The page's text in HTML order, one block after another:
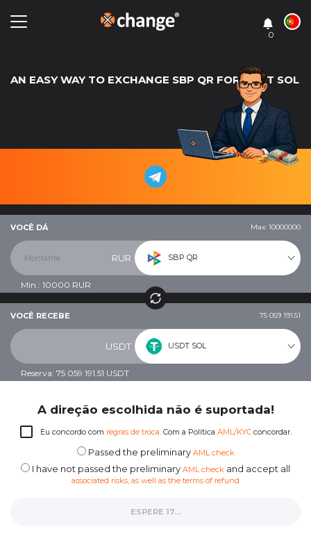
0
AN EASY WAY TO EXCHANGE SBP QR FOR USDT SOL
VOCÊ DÁ Max: 10000000
RUR SBP QR
Min.: 10000 RUR
VOCÊ RECEBE 75 059 191.51
USDT USDT SOL
Reserva: 75 059 191.51 USDT
A direção escolhida não é suportada!
Eu concordo com regras de troca. Com a Política AML/KYCconcordar.
Passed the preliminary AML check
I have not passed the preliminary AML check and accept all
associated risks, as well as the terms of refund
ESPERE 14...